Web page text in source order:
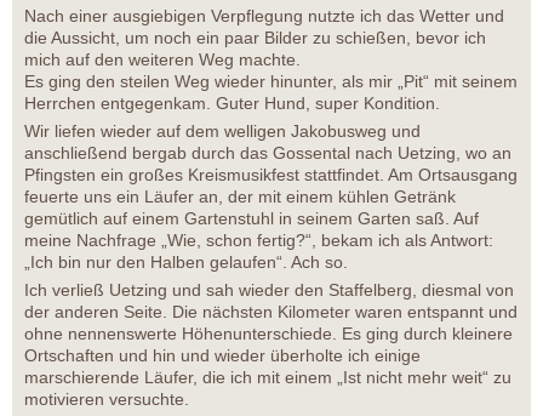
Nach einer ausgiebigen Verpflegung nutzte ich das Wetter und
die Aussicht, um noch ein paar Bilder zu schießen, bevor ich
mich auf den weiteren Weg machte.
Es ging den steilen Weg wieder hinunter, als mir „Pit“ mit seinem
Herrchen entgegenkam. Guter Hund, super Kondition.
Wir liefen wieder auf dem welligen Jakobusweg und
anschließend bergab durch das Gossental nach Uetzing, wo an
Pfingsten ein großes Kreismusikfest stattfindet. Am Ortsausgang
feuerte uns ein Läufer an, der mit einem kühlen Getränk
gemütlich auf einem Gartenstuhl in seinem Garten saß. Auf
meine Nachfrage „Wie, schon fertig?“, bekam ich als Antwort:
„Ich bin nur den Halben gelaufen“. Ach so.
Ich verließ Uetzing und sah wieder den Staffelberg, diesmal von
der anderen Seite. Die nächsten Kilometer waren entspannt und
ohne nennenswerte Höhenunterschiede. Es ging durch kleinere
Ortschaften und hin und wieder überholte ich einige
marschierende Läufer, die ich mit einem „Ist nicht mehr weit“ zu
motivieren versuchte.